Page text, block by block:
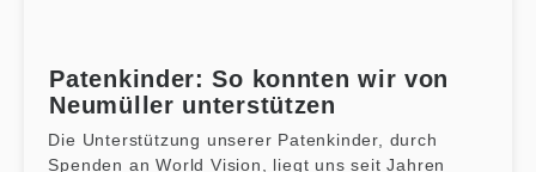
Patenkinder: So konnten wir von
Neumüller unterstützen
Die Unterstützung unserer Patenkinder, durch
Spenden an World Vision, liegt uns seit Jahren